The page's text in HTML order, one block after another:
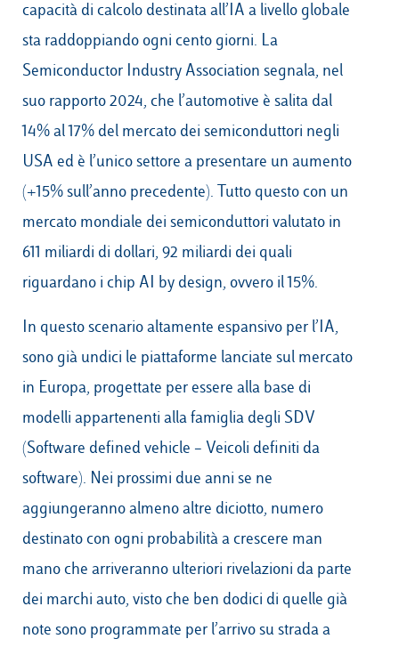
capacità di calcolo destinata all’IA a livello globale
sta raddoppiando ogni cento giorni. La
Semiconductor Industry Association segnala, nel
suo rapporto 2024, che l’automotive è salita dal
14% al 17% del mercato dei semiconduttori negli
USA ed è l’unico settore a presentare un aumento
(+15% sull’anno precedente). Tutto questo con un
mercato mondiale dei semiconduttori valutato in
611 miliardi di dollari, 92 miliardi dei quali
riguardano i chip AI by design, ovvero il 15%.
In questo scenario altamente espansivo per l’IA,
sono già undici le piattaforme lanciate sul mercato
in Europa, progettate per essere alla base di
modelli appartenenti alla famiglia degli SDV
(Software defined vehicle – Veicoli definiti da
software). Nei prossimi due anni se ne
aggiungeranno almeno altre diciotto, numero
destinato con ogni probabilità a crescere man
mano che arriveranno ulteriori rivelazioni da parte
dei marchi auto, visto che ben dodici di quelle già
note sono programmate per l’arrivo su strada a